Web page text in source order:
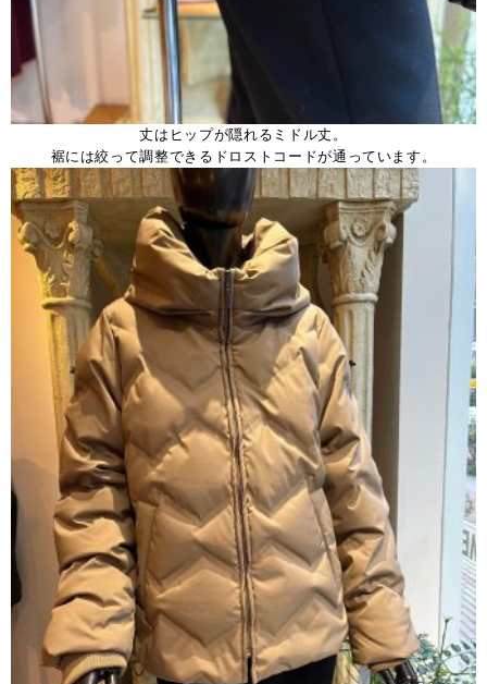
丈はヒップが隠れるミドル丈。
裾には絞って調整できるドロストコードが通っています。